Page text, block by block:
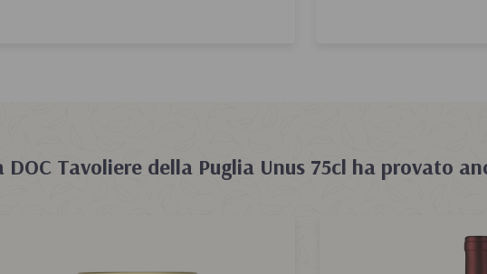
DOC Tavoliere della Puglia Unus 75cl ha provato